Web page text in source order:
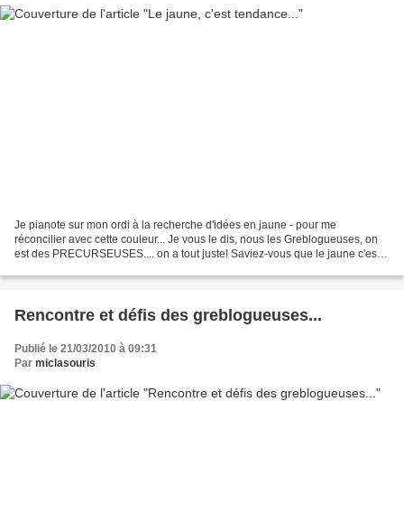
Je pianote sur mon ordi à la recherche d'idées en jaune - pour me
réconcilier avec cette couleur... Je vous le dis, nous les Greblogueuses, on
est des PRECURSEUSES.... on a tout juste! Saviez-vous que le jaune c'est
Rencontre et défis des greblogueuses...
Publié le 21/03/2010 à 09:31
Par miclasouris